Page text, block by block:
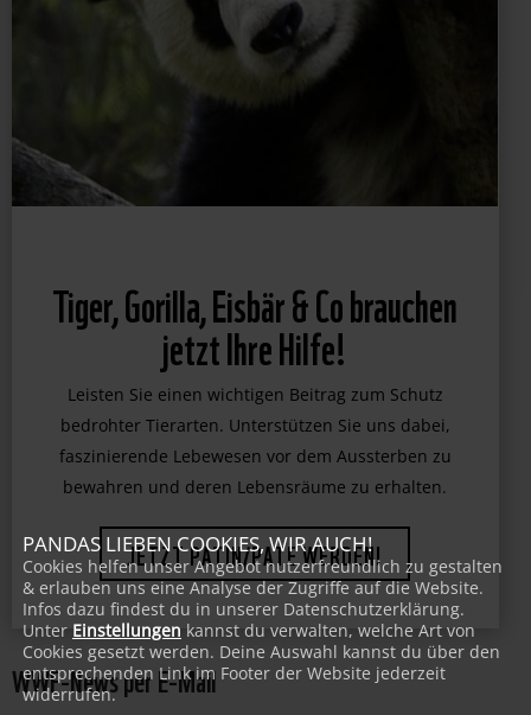
Tiger, Gorilla, Eisbär & Co brauchen
jetzt Ihre Hilfe!
Leisten Sie einen wichtigen Beitrag zum Schutz
bedrohter Tierarten. Unterstützen Sie uns dabei,
faszinierende Lebewesen vor dem Aussterben zu
JETZT PATIN/PATE WERDEN!
WWF-News per E-Mail
PANDAS LIEBEN COOKIES, WIR AUCH!
Cookies helfen unser Angebot nutzerfreundlich zu gestalten
& erlauben uns eine Analyse der Zugriffe auf die Website.
Infos dazu findest du in unserer Datenschutzerklärung.
Unter Einstellungen kannst du verwalten, welche Art von
Cookies gesetzt werden. Deine Auswahl kannst du über den
entsprechenden Link im Footer der Website jederzeit
widerrufen.